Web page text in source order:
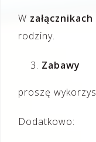
W załącznikach
rodziny.
Zabawy
proszę
Dodatkowo: